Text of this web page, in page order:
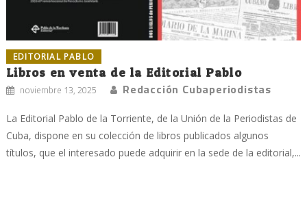
EDITORIAL PABLO
Libros en venta de la Editorial Pablo
noviembre 13, 2025 Redacción Cubaperiodistas
La Editorial Pablo de la Torriente, de la Unión de la Periodistas de
Cuba, dispone en su colección de libros publicados algunos
títulos, que el interesado puede adquirir en la sede de la editorial,...